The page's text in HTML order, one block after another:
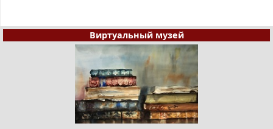
Виртуальный музей